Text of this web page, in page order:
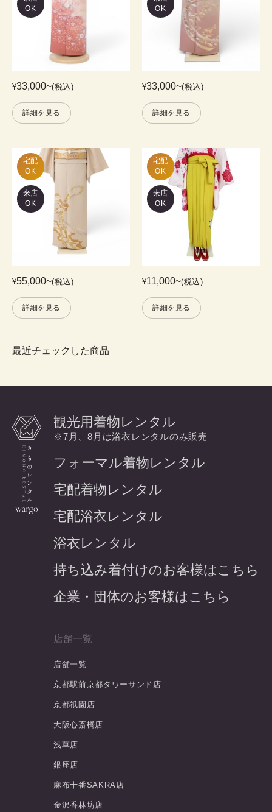
OK
¥33,000~(税込)
詳細を見る
OK
¥33,000~(税込)
詳細を見る
宅配
OK
来店
OK
¥55,000~(税込)
詳細を見る
宅配
OK
来店
OK
¥11,000~(税込)
詳細を見る
最近チェックした商品
観光用着物レンタル
※7月、8月は浴衣レンタルのみ販売
フォーマル着物レンタル
宅配着物レンタル
宅配浴衣レンタル
浴衣レンタル
持ち込み着付けのお客様はこちら
企業・団体のお客様はこちら
店舗一覧
店舗一覧
京都駅前京都タワーサンド店
京都祇園店
大阪心斎橋店
浅草店
銀座店
麻布十番SAKRA店
金沢香林坊店